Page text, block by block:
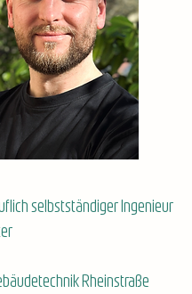
selbstständiger Ingenieur​
Rheinstraße